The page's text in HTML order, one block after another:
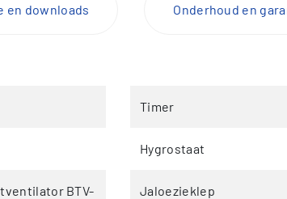
en downloads Onderhoud en
BTV-
Timer
Hygrostaat
Jaloezieklep